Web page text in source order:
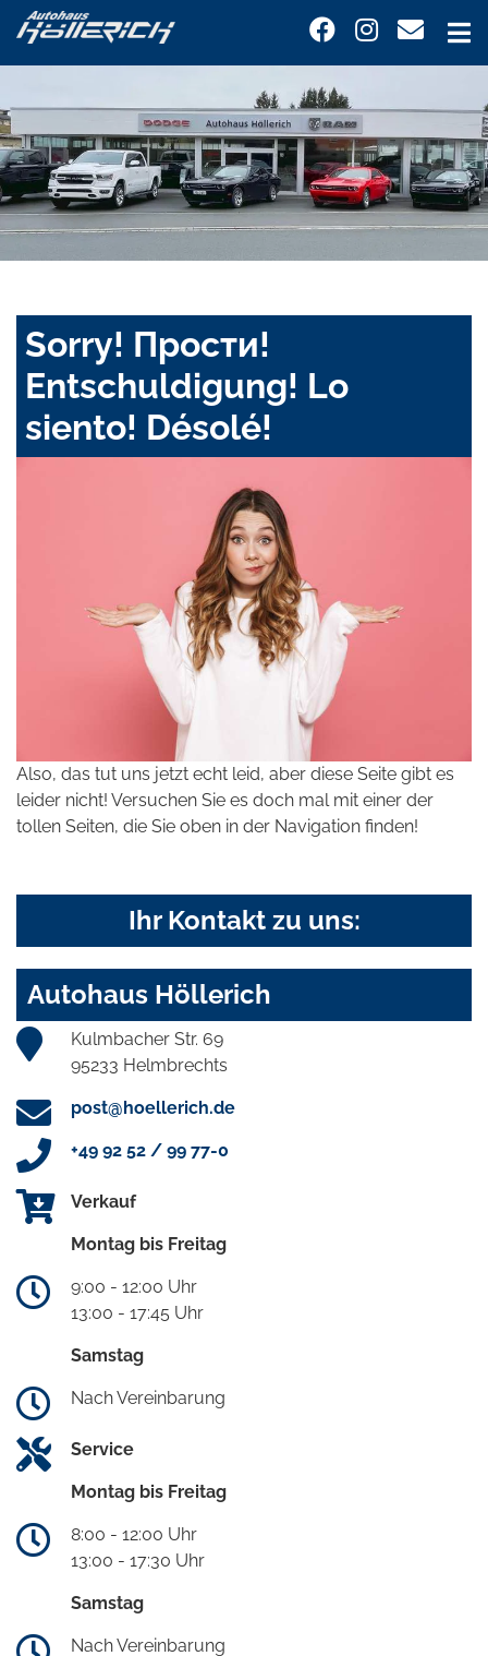
Sorry! Прости!
Entschuldigung! Lo
siento! Désolé!
Also, das tut uns jetzt echt leid, aber diese Seite gibt es
leider nicht! Versuchen Sie es doch mal mit einer der
tollen Seiten, die Sie oben in der Navigation finden!
Ihr Kontakt zu uns:
Autohaus Höllerich
Kulmbacher Str. 69
95233 Helmbrechts
post@hoellerich.de
+49 92 52 / 99 77-0
Verkauf
Montag bis Freitag
9:00 - 12:00 Uhr
13:00 - 17:45 Uhr
Samstag
Nach Vereinbarung
Service
Montag bis Freitag
8:00 - 12:00 Uhr
13:00 - 17:30 Uhr
Samstag
Nach Vereinbarung